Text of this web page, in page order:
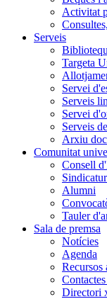
Activitat
Serveis
Targeta
Servei
Serveis
Servei
Serveis
Arxiu
Comunitat
Consell
Alumni
Tauler
Sala de premsa
Notícies
Agenda
Recursos
Directori